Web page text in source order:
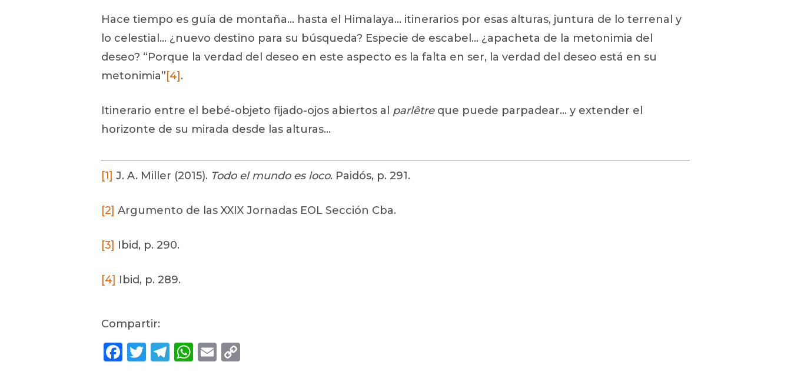
Hace tiempo es guía de montaña… hasta el Himalaya… itinerarios por esas alturas, juntura de lo terrenal y
lo celestial… ¿nuevo destino para su búsqueda? Especie de escabel… ¿apacheta de la metonimia del
deseo? “Porque la verdad del deseo en este aspecto es la falta en ser, la verdad del deseo está en su
metonimia”[4] .
Itinerario entre el bebé-objeto fijado-ojos abiertos al parlêtreque puede parpadear… y extender el
horizonte de su mirada desde las alturas…
[1] J. A. Miller (2015). Todo el mundo es loco. Paidós, p. 291.
[2] Argumento de las XXIX Jornadas EOL Sección Cba.
[3] Ibid, p. 290.
[4] Ibid, p. 289.
Compartir:
Facebook
Twitter
Telegram
WhatsApp
Email